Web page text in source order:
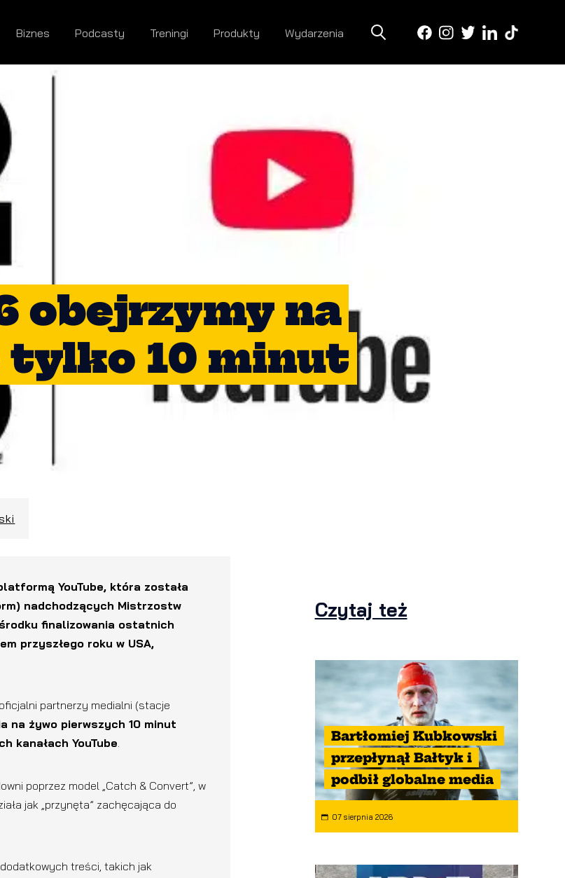
Biznes Podcasty Treningi Produkty Wydarzenia
obejrzymy na
tylko 10 minut
YouTube, która została
nadchodzących Mistrzostw
finalizowania ostatnich
przyszłego roku w USA,
partnerzy medialni (stacje
na żywo pierwszych 10 minut
kanałach YouTube.
poprzez model „Catch & Convert”, w
jak „przynęta” zachęcająca do
treści, takich jak
Czytaj też
Bartłomiej Kubkowski
przepłynął Bałtyk i
podbił globalne media
07 sierpnia 2026